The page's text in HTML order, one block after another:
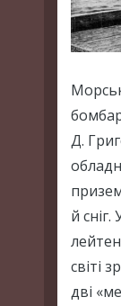
Д.
й
світі
дві